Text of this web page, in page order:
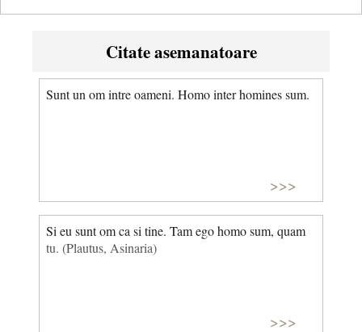
Citate asemanatoare
Sunt un om intre oameni. Homo inter homines sum.
>>>
Si eu sunt om ca si tine. Tam ego homo sum, quam
tu. (Plautus, Asinaria)
>>>